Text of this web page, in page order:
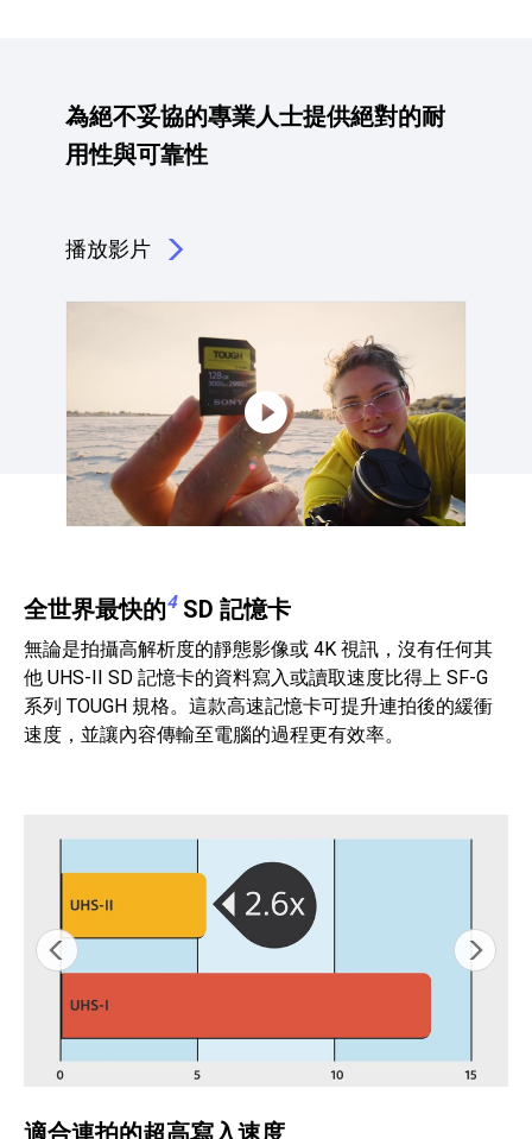
為絕不妥協的專業人士提供絕對的耐
用性與可靠性
播放影片
全世界最快的4 SD 記憶卡
無論是拍攝高解析度的靜態影像或 4K 視訊，沒有任何其
他 UHS-II SD 記憶卡的資料寫入或讀取速度比得上 SF-G
系列 TOUGH 規格。這款高速記憶卡可提升連拍後的緩衝
速度，並讓內容傳輸至電腦的過程更有效率。
適合連拍的超高寫入速度